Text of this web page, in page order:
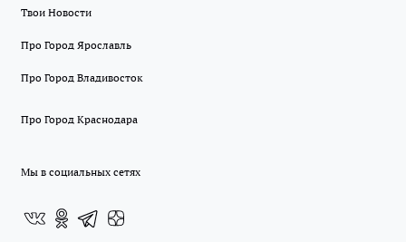
Твои Новости
Про Город Ярославль
Про Город Владивосток
Про Город Краснодара
Мы в социальных сетях